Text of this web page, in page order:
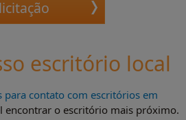
escritório local
para contato com escritórios em
encontrar o escritório mais próximo.